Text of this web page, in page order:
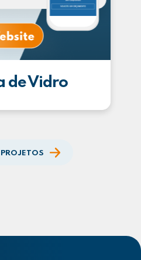
de Vidro